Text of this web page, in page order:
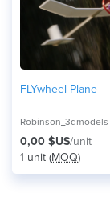
FLYwheel Plane
Robinson_3dmodels
0,00 $US/unit
1 unit (MOQ)